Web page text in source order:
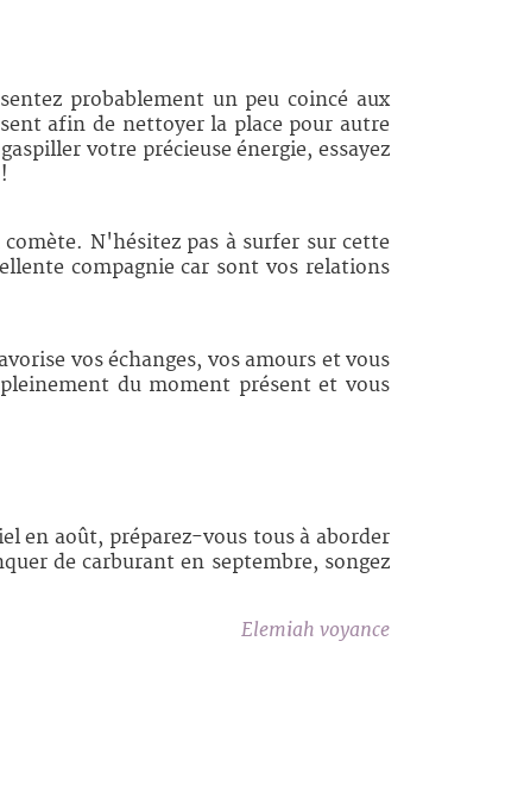
probablement un peu coincé aux
afin de nettoyer la place pour autre
votre précieuse énergie, essayez
N'hésitez pas à surfer sur cette
compagnie car sont vos relations
vos échanges, vos amours et vous
du moment présent et vous
en août, préparez-vous tous à aborder
de carburant en septembre, songez
Elemiah voyance